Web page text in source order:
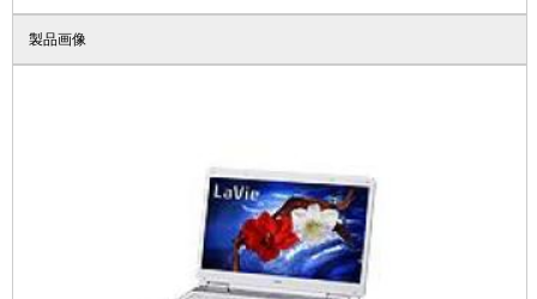
製品画像